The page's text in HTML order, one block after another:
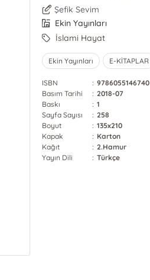
Şefik Sevim
Ekin Yayınları
İslami Hayat
Ekin Yayınları E-KİTAPLAR
ISBN : 9786055146740
Basım Tarihi
: 2018-07
Baskı
: 1
Sayfa Sayısı
: 258
Boyut
: 135x210
Kapak
: Karton
Kağıt
: 2.Hamur
Yayın Dili
: Türkçe